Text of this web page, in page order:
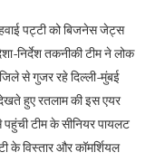
पट्टी को बिजनेस जेट्स
निर्देश तकनीकी टीम ने लोक
जिले से गुजर रहे दिल्ली-मुंबई
हुए रतलाम की इस एयर
पहुंची टीम के सीनियर पायलट
के विस्तार और कॉमर्शियल